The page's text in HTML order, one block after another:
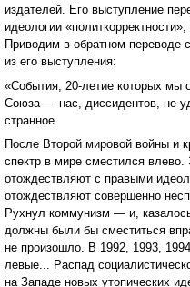
издателей. Его выступление
идеологии
Приводим в обратном переводе
из его выступления:
«События, 20-летие которых мы
Союза — нас, диссидентов, не
странное.
После Второй мировой войны и
спектр в мире сместился
отождествляют с правыми
отождествляют совершенно
Рухнул коммунизм — и,
должны были бы сместиться
не произошло. В 1992, 1993,
левые... Распад
на Западе новых утопических